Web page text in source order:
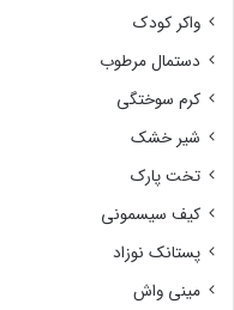
واکر کودک
دستمال مرطوب
کرم سوختگی
شیر خشک
تخت پارک
کیف سیسمونی
پستانک نوزاد
مینی واش